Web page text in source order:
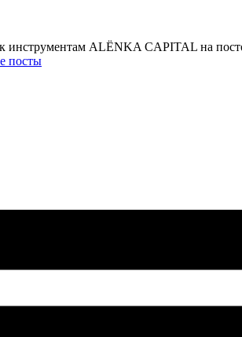
инструментам ALЁNKA CAPITAL на
посты